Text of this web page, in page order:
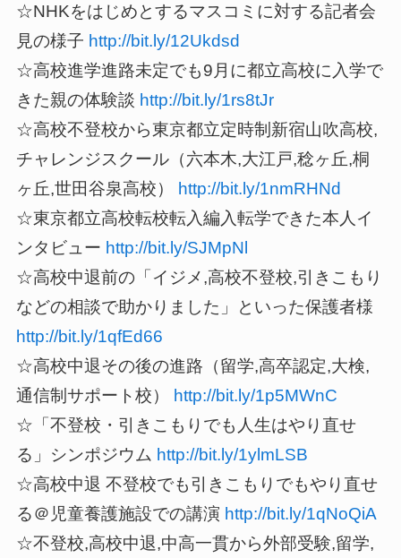
☆NHKをはじめとするマスコミに対する記者会
見の様子 http://bit.ly/12Ukdsd
☆高校進学進路未定でも9月に都立高校に入学で
きた親の体験談 http://bit.ly/1rs8tJr
☆高校不登校から東京都立定時制新宿山吹高校,
チャレンジスクール（六本木,大江戸,稔ヶ丘,桐
ヶ丘,世田谷泉高校） http://bit.ly/1nmRHNd
☆東京都立高校転校転入編入転学できた本人イ
ンタビュー http://bit.ly/SJMpNl
☆高校中退前の「イジメ,高校不登校,引きこもり
などの相談で助かりました」といった保護者様
http://bit.ly/1qfEd66
☆高校中退その後の進路（留学,高卒認定,大検,
通信制サポート校） http://bit.ly/1p5MWnC
☆「不登校・引きこもりでも人生はやり直せ
る」シンポジウム http://bit.ly/1ylmLSB
☆高校中退 不登校でも引きこもりでもやり直せ
る＠児童養護施設での講演 http://bit.ly/1qNoQiA
☆不登校,高校中退,中高一貫から外部受験,留学,